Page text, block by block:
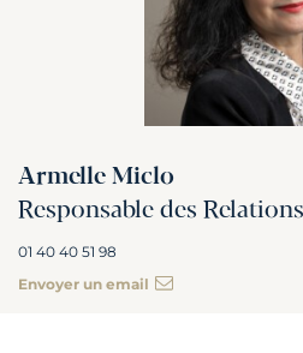
Armelle Miclo
Responsable des
01 40 40 51 98
Envoyer un email